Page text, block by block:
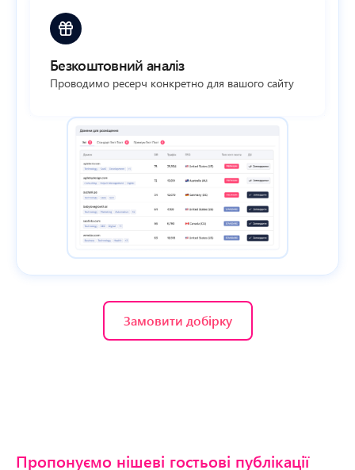
Безкоштовний аналіз
Проводимо ресерч конкретно для вашого сайту
Замовити добірку
Пропонуємо нішеві гостьові публікації